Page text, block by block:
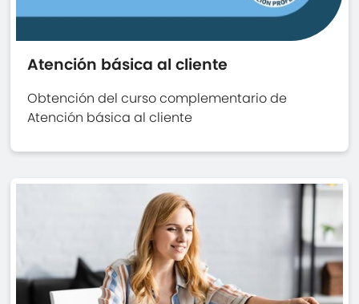
Atención básica al cliente
Obtención del curso complementario de
Atención básica al cliente